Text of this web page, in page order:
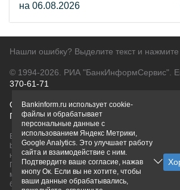
на 06.08.2026
Нашли ошибку? Выделите текст и нажмите
© 1994-2026. РИА "БанкИнформСервис".
370-61-71
О проектеПолитика конфиденциальности
Правовая информацияДля рекламодателей
Вся информация о продуктах банков,
bankinform.ru, носит исключительно
не является публичной офертой, определяемой
ГК РФ. Информация не содержит точного и
может быть изменена. Конечные условия
банков или при личном обращении.
Bankinform.ru использует cookie-
файлы и обрабатывает
персональные данные с
использованием Яндекс Метрики,
Google Analytics. Это улучшает работу
сайта и взаимодействие с ним.
Подтвердите ваше согласие, нажав
кнопу Ок. Если вы не хотите, чтобы
ваши данные обрабатывались,